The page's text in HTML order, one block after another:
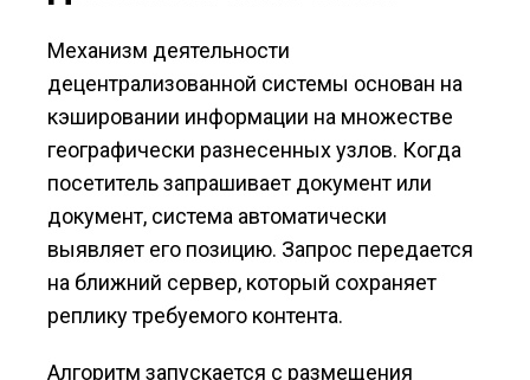
Механизм деятельности
децентрализованной системы основан на
кэшировании информации на множестве
географически разнесенных узлов. Когда
посетитель запрашивает документ или
документ, система автоматически
выявляет его позицию. Запрос передается
на ближний сервер, который сохраняет
реплику требуемого контента.
Алгоритм запускается с размещения